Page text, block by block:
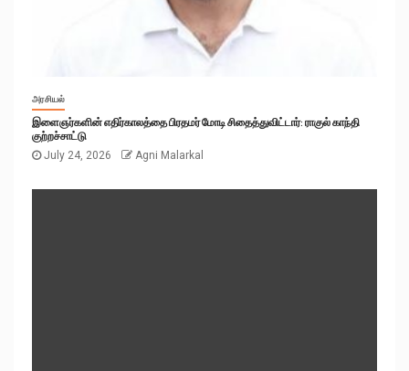
அரசியல்
இளைஞர்களின் எதிர்காலத்தை பிரதமர் மோடி சிதைத்துவிட்டார்: ராகுல் காந்தி
குற்றச்சாட்டு
July 24, 2026
Agni Malarkal